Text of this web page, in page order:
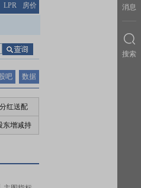
LPR 房价
吧 数据
分红送配
东增减持
消息
搜索